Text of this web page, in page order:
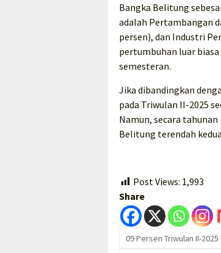
Bangka Belitung
adalah Pertambangan
persen), dan Industri
pertumbuhan luar
semesteran.
Jika dibandingkan
pada Triwulan II-2025
Namun, secara
Belitung terendah
Post Views: 1,993
Share
09 Persen Triwulan II-2025